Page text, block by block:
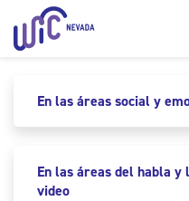
En las áreas social y
En las áreas del habla y
video